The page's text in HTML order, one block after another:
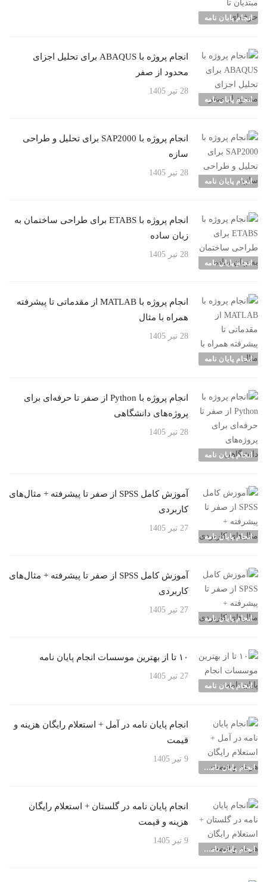
انجام پایان نامه
انجام پایان نامه
انجام پروژه با ABAQUS برای تحلیل اجزای
محدود از صفر
28 تیر 1405
انجام پایان نامه
انجام پروژه با SAP2000 برای تحلیل و طراحی
سازه
28 تیر 1405
انجام پایان نامه
انجام پروژه با ETABS برای طراحی ساختمان به
زبان ساده
28 تیر 1405
انجام پایان نامه
انجام پروژه با MATLAB از مقدماتی تا پیشرفته
همراه با مثال
28 تیر 1405
انجام پایان نامه
انجام پروژه با Python از صفر تا حرفه‌ای برای
پروژه‌های دانشگاهی
28 تیر 1405
انجام پایان نامه
آموزش کامل SPSS از صفر تا پیشرفته + مثال‌های
کاربردی
27 تیر 1405
انجام پایان نامه
آموزش کامل SPSS از صفر تا پیشرفته + مثال‌های
کاربردی
27 تیر 1405
انجام پایان نامه
۱۰ تا از بهترین موسسات انجام پایان نامه
27 تیر 1405
انجام پایان نامه شهرها
انجام پایان نامه در آمل + استعلام رایگان هزینه و
قیمت
9 تیر 1405
انجام پایان نامه شهرها
انجام پایان نامه در گلستان + استعلام رایگان
هزینه و قیمت
9 تیر 1405